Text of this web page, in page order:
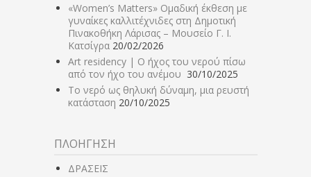
«Women’s Matters» Ομαδική έκθεση με
γυναίκες καλλιτέχνιδες στη Δημοτική
Πινακοθήκη Λάρισας – Μουσείο Γ. Ι.
Κατσίγρα 20/02/2026
Art residency | Ο ήχος του νερού πίσω
από τον ήχο του ανέμου 30/10/2025
Το νερό ως θηλυκή δύναμη, μια ρευστή
κατάσταση 20/10/2025
ΠΛΟΗΓΗΣΗ
ΔΡΑΣΕΙΣ